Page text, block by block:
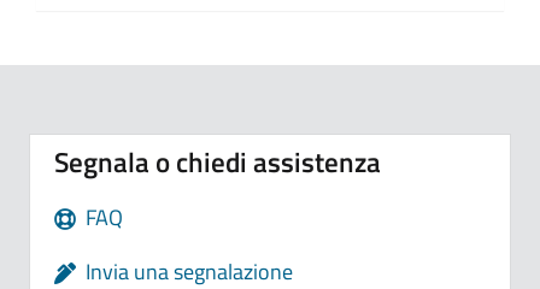
Segnala o chiedi assistenza
FAQ
Invia una segnalazione